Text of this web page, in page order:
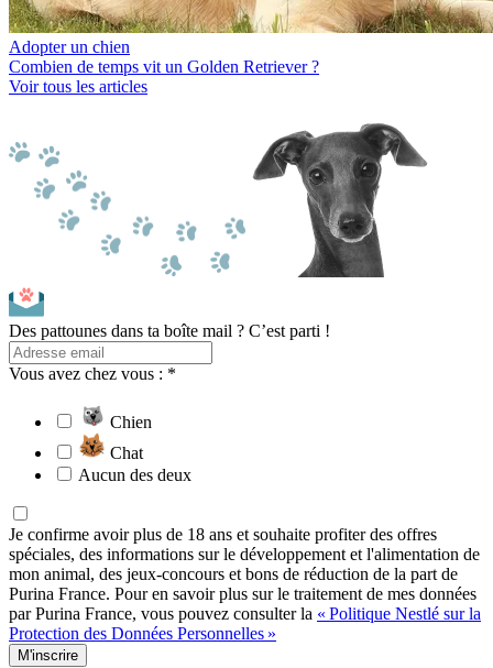
Adopter un chien
Combien de temps vit un Golden Retriever ?
Voir tous les articles
Des pattounes dans ta boîte mail ? C’est parti !
Vous avez chez vous : *
Chien
Chat
Aucun des deux
Je confirme avoir plus de 18 ans et souhaite profiter des offres
spéciales, des informations sur le développement et l'alimentation de
mon animal, des jeux-concours et bons de réduction de la part de
Purina France. Pour en savoir plus sur le traitement de mes données
par Purina France, vous pouvez consulter la « Politique Nestlé sur la
Protection des Données Personnelles »
M'inscrire